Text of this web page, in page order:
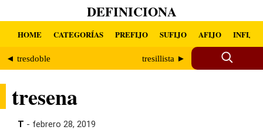
DEFINICIONA
HOME CATEGORÍAS PREFIJO SUFIJO AFIJO INFIJO
◄ tresdoble tresillista ►
tresena
T - febrero 28, 2019